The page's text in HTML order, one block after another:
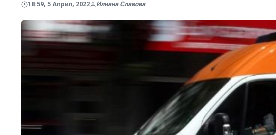
18:59, 5 Април, 2022 Илиана Славова